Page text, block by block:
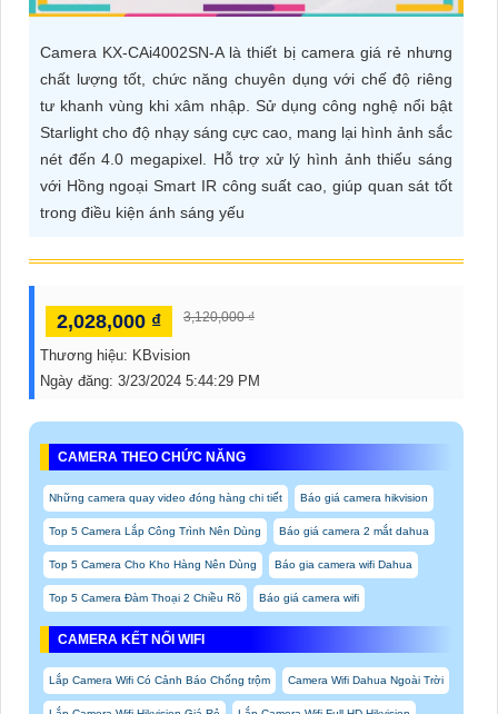
VẤN
DỊCH
VỤ
Camera KX-CAi4002SN-A là thiết bị camera giá rẻ nhưng
chất lượng tốt, chức năng chuyên dụng với chế độ riêng
tư khanh vùng khi xâm nhập. Sử dụng công nghệ nổi bật
Starlight cho độ nhạy sáng cực cao, mang lại hình ảnh sắc
nét đến 4.0 megapixel. Hỗ trợ xử lý hình ảnh thiếu sáng
với Hồng ngoại Smart IR công suất cao, giúp quan sát tốt
trong điều kiện ánh sáng yếu
2,028,000 ₫ 3,120,000 ₫
Thương hiệu: KBvision
Ngày đăng: 3/23/2024 5:44:29 PM
CAMERA THEO CHỨC NĂNG
Những camera quay video đóng hàng chi tiết Báo giá camera hikvision
Top 5 Camera Lắp Công Trình Nên Dùng Báo giá camera 2 mắt dahua
Top 5 Camera Cho Kho Hàng Nên Dùng Báo gia camera wifi Dahua
Top 5 Camera Đàm Thoại 2 Chiều Rõ Báo giá camera wifi
CAMERA KẾT NỐI WIFI
Lắp Camera Wifi Có Cảnh Báo Chống trộm Camera Wifi Dahua Ngoài Trời